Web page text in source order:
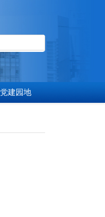
党建园地